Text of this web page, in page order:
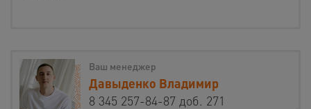
Ваш менеджер
Давыденко Владимир
8 345 257-84-87 доб. 271